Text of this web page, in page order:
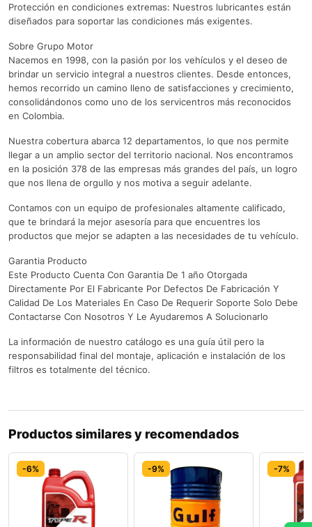
Protección en condiciones extremas: Nuestros lubricantes están
diseñados para soportar las condiciones más exigentes.
Sobre Grupo Motor
Nacemos en 1998, con la pasión por los vehículos y el deseo de
brindar un servicio integral a nuestros clientes. Desde entonces,
hemos recorrido un camino lleno de satisfacciones y crecimiento,
consolidándonos como uno de los servicentros más reconocidos
en Colombia.
Nuestra cobertura abarca 12 departamentos, lo que nos permite
llegar a un amplio sector del territorio nacional. Nos encontramos
en la posición 378 de las empresas más grandes del país, un logro
que nos llena de orgullo y nos motiva a seguir adelante.
Contamos con un equipo de profesionales altamente calificado,
que te brindará la mejor asesoría para que encuentres los
productos que mejor se adapten a las necesidades de tu vehículo.
Garantia Producto
Este Producto Cuenta Con Garantia De 1 año Otorgada
Directamente Por El Fabricante Por Defectos De Fabricación Y
Calidad De Los Materiales En Caso De Requerir Soporte Solo Debe
Contactarse Con Nosotros Y Le Ayudaremos A Solucionarlo
La información de nuestro catálogo es una guía útil pero la
responsabilidad final del montaje, aplicación e instalación de los
filtros es totalmente del técnico.
Productos similares y recomendados
-6% -9% -7%